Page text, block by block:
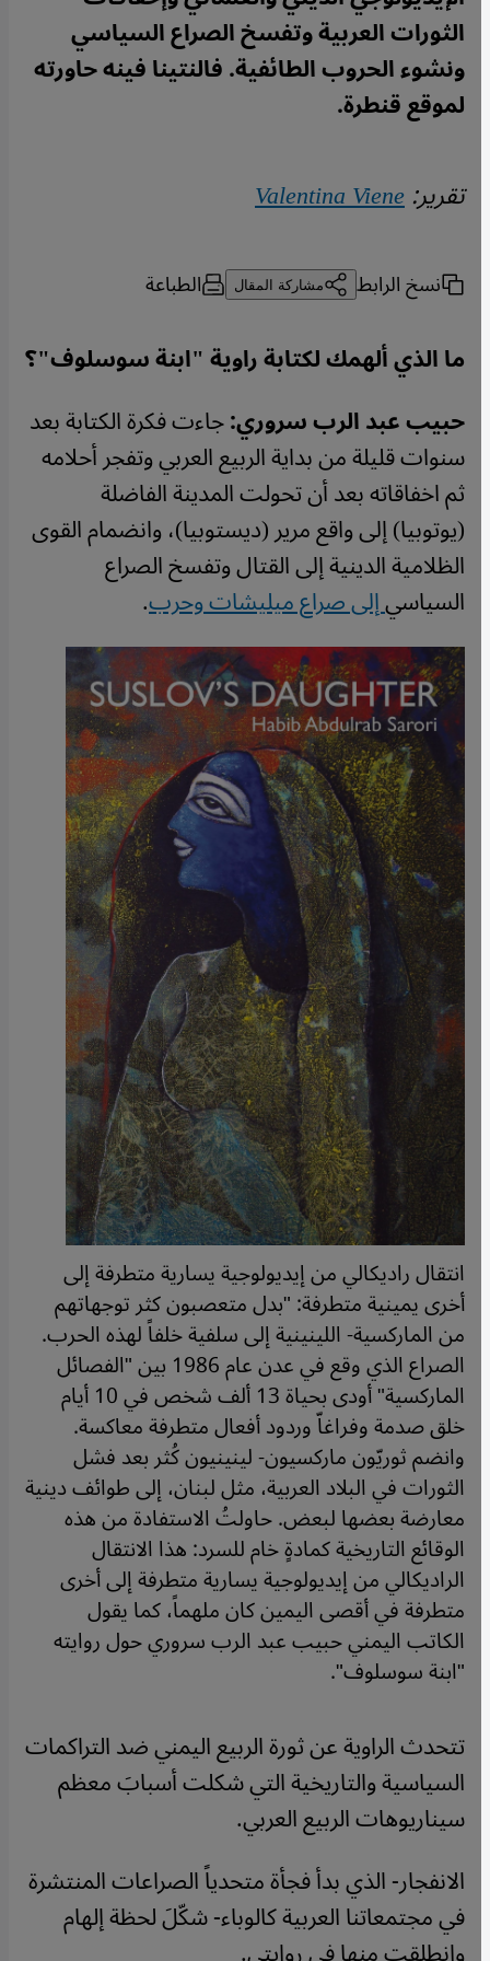
الثورات العربية وتفسخ الصراع السياسي
ونشوء الحروب الطائفية. فالنتينا فينه حاورته
لموقع قنطرة.
تقرير:Valentina Viene
نسخ الرابط مشاركة المقال الطباعة
ما الذي ألهمك لكتابة راوية "ابنة سوسلوف"؟
حبيب عبد الرب سروري:جاءت فكرة الكتابة بعد
سنوات قليلة من بداية الربيع العربي وتفجر أحلامه
ثم اخفاقاته بعد أن تحولت المدينة الفاضلة
(يوتوبيا) إلى واقع مرير (ديستوبيا)، وانضمام القوى
الظلامية الدينية إلى القتال وتفسخ الصراع
السياسيإلى صراع ميليشات وحرب.
انتقال راديكالي من إيديولوجية يسارية متطرفة إلى
أخرى يمينية متطرفة: "بدل متعصبون كثر توجهاتهم
من الماركسية- اللينينية إلى سلفية خلفاً لهذه الحرب.
الصراع الذي وقع في عدن عام 1986 بين "الفصائل
الماركسية" أودى بحياة 13 ألف شخص في 10 أيام
خلق صدمة وفراغاّ وردود أفعال متطرفة معاكسة.
وانضم ثوريّون ماركسيون- لينينيون كُثر بعد فشل
الثورات في البلاد العربية، مثل لبنان، إلى طوائف دينية
معارضة بعضها لبعض. حاولتُ الاستفادة من هذه
الوقائع التاريخية كمادةٍ خام للسرد: هذا الانتقال
الراديكالي من إيديولوجية يسارية متطرفة إلى أخرى
متطرفة في أقصى اليمين كان ملهماً، كما يقول
الكاتب اليمني حبيب عبد الرب سروري حول روايته
"ابنة سوسلوف".
تتحدث الراوية عن ثورة الربيع اليمني ضد التراكمات
السياسية والتاريخية التي شكلت أسبابَ معظم
سيناريوهات الربيع العربي.
الانفجار- الذي بدأ فجأة متحدياً الصراعات المنتشرة
في مجتمعاتنا العربية كالوباء- شكّلَ لحظة إلهام